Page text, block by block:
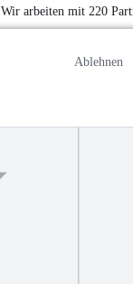
Wir arbeiten mit 220
Ablehnen